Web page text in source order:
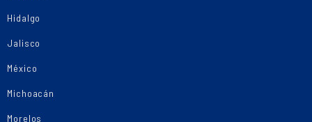
Hidalgo
Jalisco
México
Michoacán
Morelos